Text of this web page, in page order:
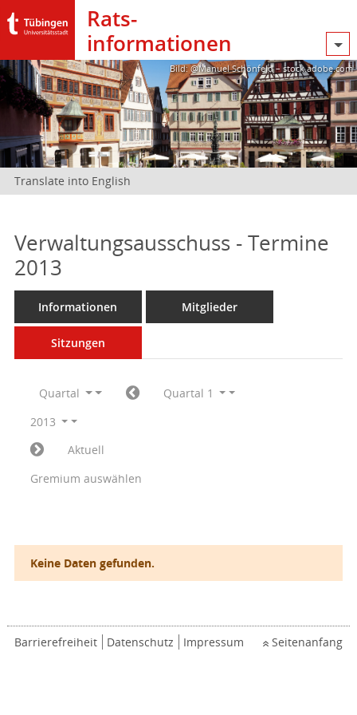
Rats­
informationen
Bild: @Manuel Schönfeld – stock.adobe.com
Translate into English
Verwaltungsausschuss - Termine
2013
Informationen Mitglieder
Sitzungen
Quartal
Quartal 1
2013
Aktuell
Gremium auswählen
Keine Daten gefunden.
Barrierefreiheit Datenschutz Impressum Seitenanfang